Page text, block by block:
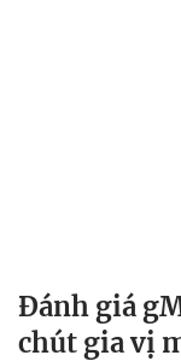
Đánh giá
chút gia vị